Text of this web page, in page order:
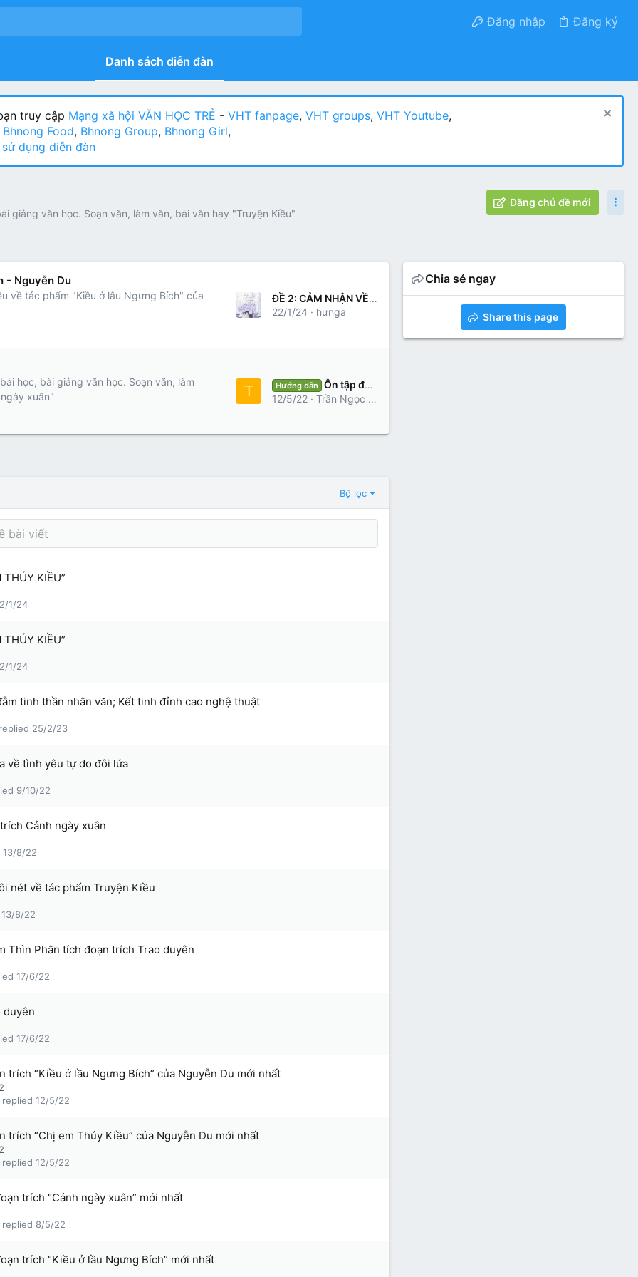
Đăng nhập Đăng ký
Danh sách diễn đàn
truy cập Mạng xã hội VĂN HỌC TRẺ - VHT fanpage, VHT groups, VHT Youtube,
Bhnong Food, Bhnong Group, Bhnong Girl,
sử dụng diễn đàn
giảng văn học. Soạn văn, làm văn, bài văn hay "Truyện Kiều"
Đăng chủ đề mới
- Nguyễn Du
về tác phẩm "Kiều ở lâu Ngưng Bích" của
ĐỀ 2: CẢM NHẬN VỀ 8 CÂU THƠ CUỐI
22/1/24
hưnga
học, bài giảng văn học. Soạn văn, làm
xuân"
T Hướng dẫn
Ôn tập đoạn trích “Cảnh ngày xuân” của Nguyễn Du mới nhất
12/5/22
Trần Ngọc 2021
Bộ lọc
KIỀU”
1/24
KIỀU”
1/24
tinh thần nhân văn; Kết tinh đỉnh cao nghệ thuật
25/2/23
về tình yêu tự do đôi lứa
9/10/22
Cảnh ngày xuân
13/8/22
nét về tác phẩm Truyện Kiều
13/8/22
Thìn Phân tích đoạn trích Trao duyên
17/6/22
duyên
17/6/22
trích “Kiều ở lầu Ngưng Bích” của Nguyễn Du mới nhất
12/5/22
trích “Chị em Thúy Kiều” của Nguyễn Du mới nhất
12/5/22
trích "Cảnh ngày xuân” mới nhất
8/5/22
trích "Kiều ở lầu Ngưng Bích” mới nhất
Chia sẻ ngay
Share this page